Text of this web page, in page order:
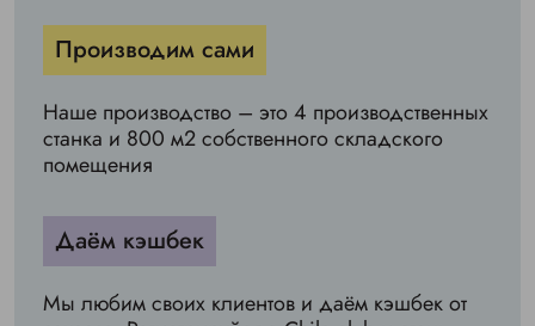
Производим сами
Наше производство – это 4 производственных
станка и 800 м2 собственного складского
помещения
Даём кэшбек
Мы любим своих клиентов и даём кэшбек от